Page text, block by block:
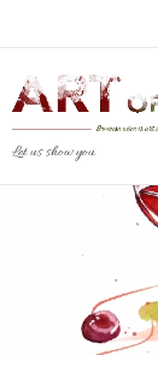
Let us show you